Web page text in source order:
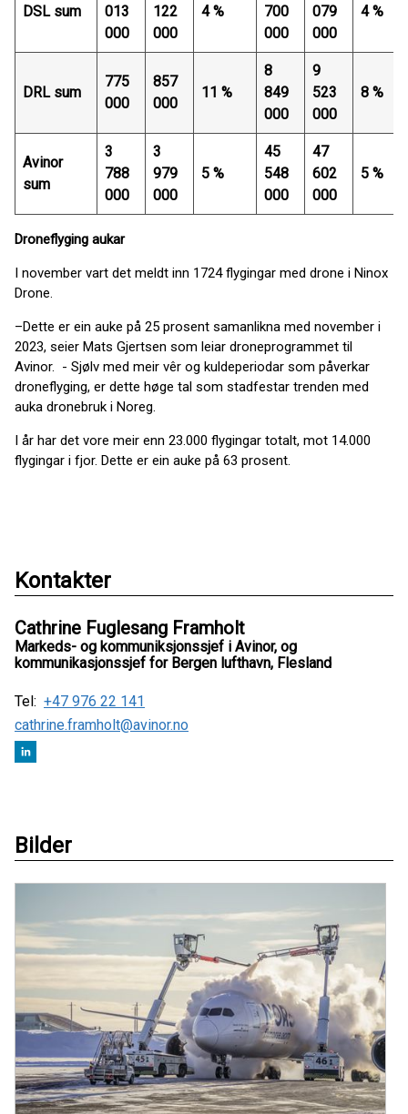
DSL sum
013
000
122
000
4 %
700
000
079
000
4 %
DRL sum
775
000
857
000
11 %
8
849
000
9
523
000
8 %
Avinor
sum
3
788
000
3
979
000
5 %
45
548
000
47
602
000
5 %
Droneflyging aukar
I november vart det meldt inn 1724 flygingar med drone i Ninox
Drone.
–Dette er ein auke på 25 prosent samanlikna med november i
2023, seier Mats Gjertsen som leiar droneprogrammet til
Avinor. - Sjølv med meir vêr og kuldeperiodar som påverkar
droneflyging, er dette høge tal som stadfestar trenden med
auka dronebruk i Noreg.
I år har det vore meir enn 23.000 flygingar totalt, mot 14.000
flygingar i fjor. Dette er ein auke på 63 prosent.
Kontakter
Cathrine Fuglesang Framholt
Markeds- og kommuniksjonssjef i Avinor, og
kommunikasjonssjef for Bergen lufthavn, Flesland
Tel: +47 976 22 141
cathrine.framholt@avinor.no
Bilder